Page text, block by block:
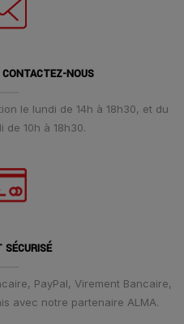
NOUS
le lundi de 14h à 18h30, et du
de 10h à 18h30.
SÉCURISÉ
PayPal, Virement Bancaire,
avec notre partenaire ALMA.